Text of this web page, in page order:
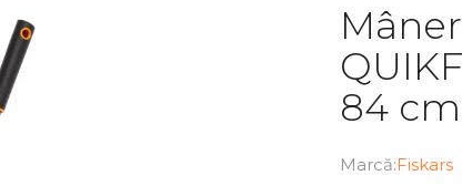
84
Marcă:Fiskars